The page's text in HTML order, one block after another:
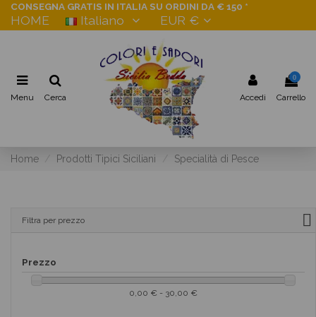
CONSEGNA GRATIS IN ITALIA SU ORDINI DA € 150 *
HOME Italiano EUR €
Menu Cerca Accedi
0
Carrello
Home Prodotti Tipici Siciliani Specialità di Pesce
Filtra per prezzo
Prezzo
0,00 € - 30,00 €